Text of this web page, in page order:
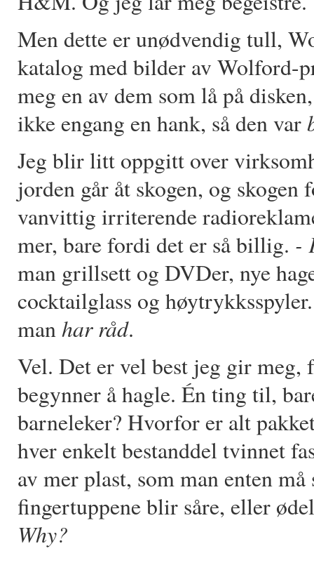
Men dette er unødvendig tull,
katalog med bilder av Wolford-
meg en av dem som lå på
ikke engang en hank, så den var
Jeg blir litt oppgitt over
jorden går åt skogen, og
vanvittig irriterende
mer, bare fordi det er så billig. -
man grillsett og DVDer, nye
cocktailglass og
manhar råd.
Vel. Det er vel best jeg gir meg,
begynner å hagle. Én ting til,
barneleker? Hvorfor er alt
hver enkelt bestanddel tvinnet
av mer plast, som man enten
fingertuppene blir såre, eller
Why?